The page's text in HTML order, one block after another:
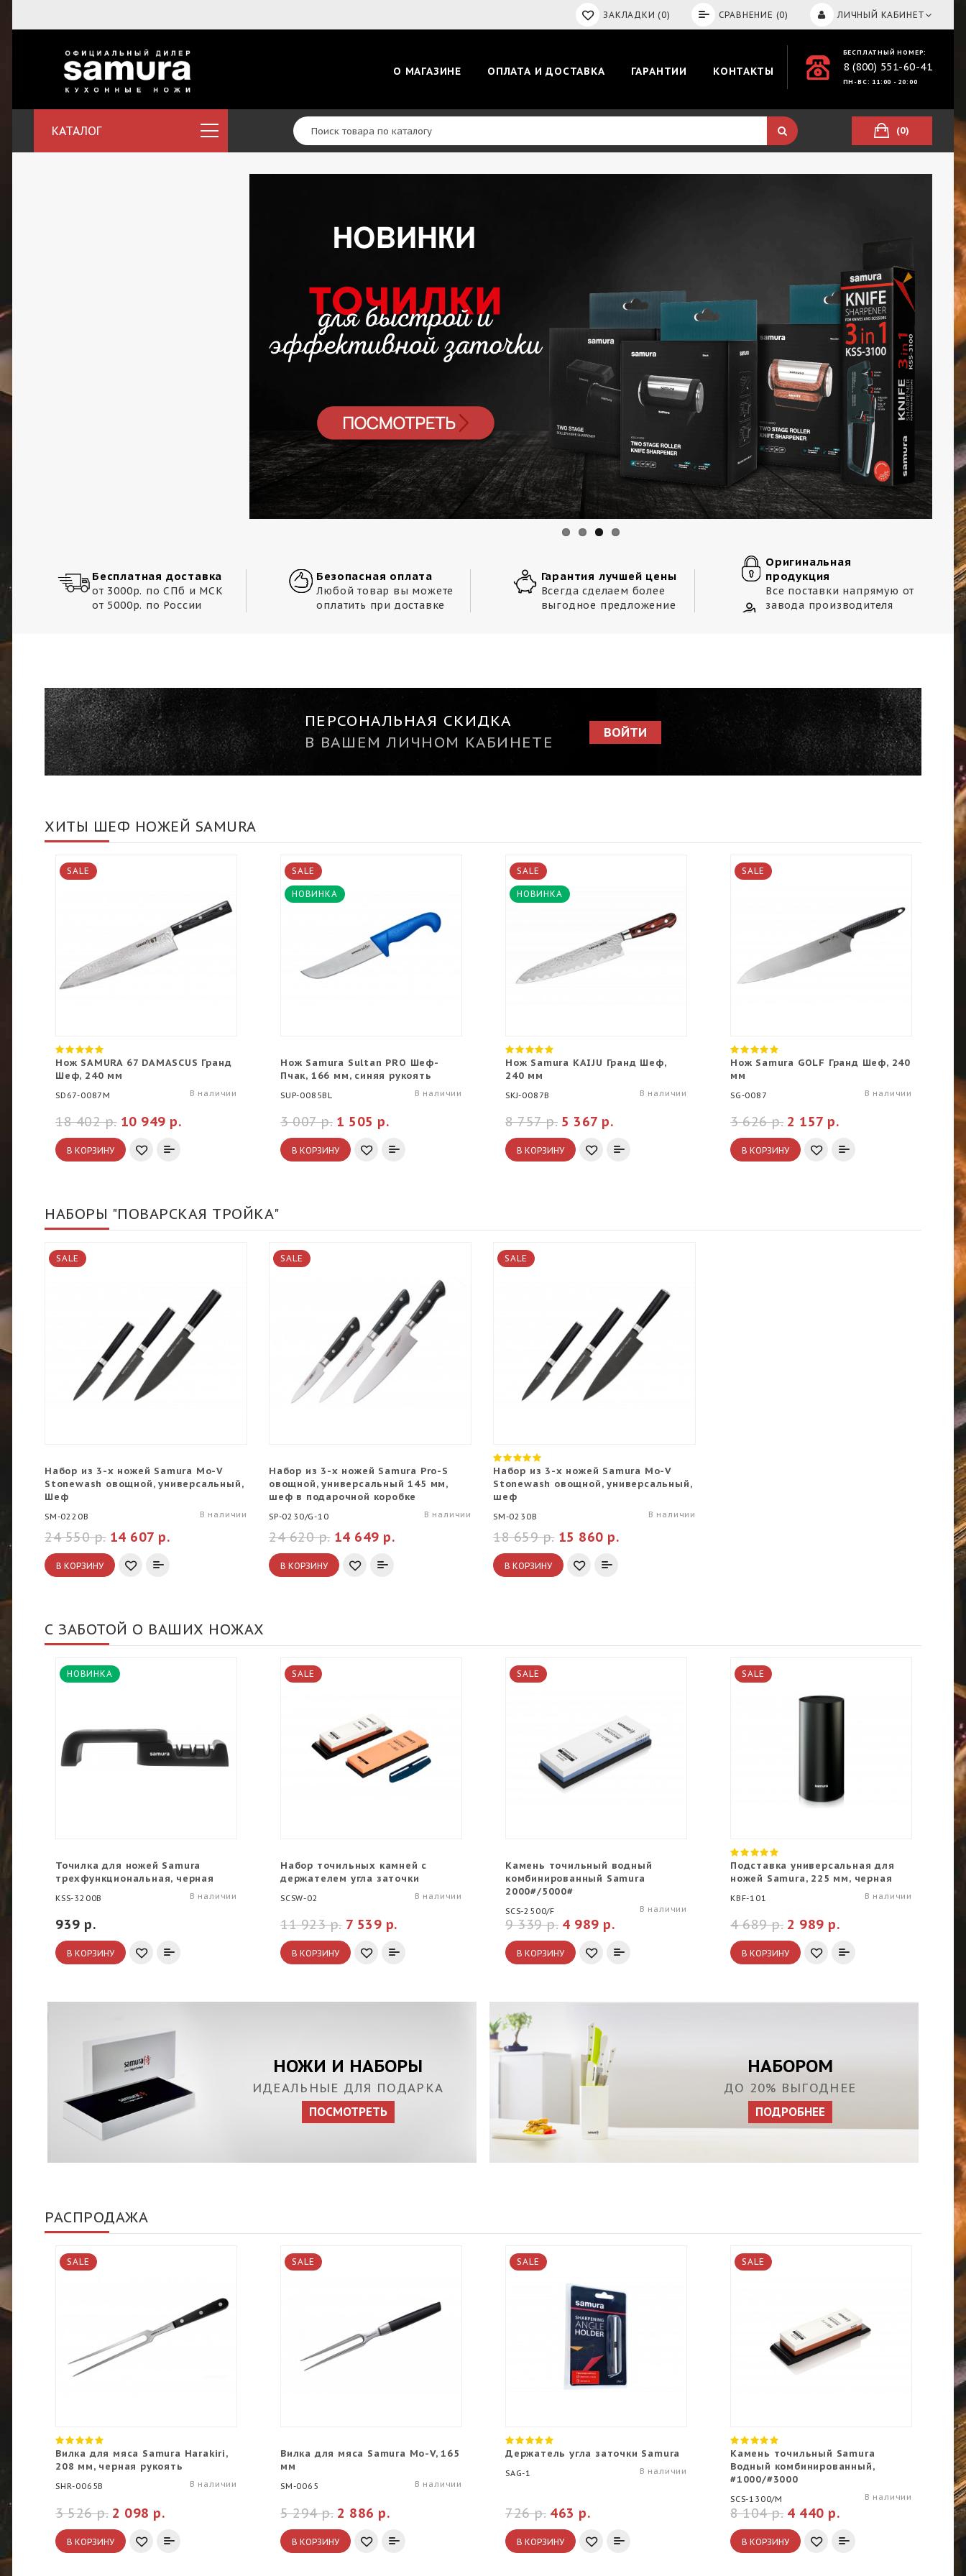
ЛИЧНЫЙ КАБИНЕТ
ЗАКЛАДКИ (0) СРАВНЕНИЕ (0)
БЕСПЛАТНЫЙ НОМЕР:
8 (800) 551-60-41
ПН-ВС: 11:00 - 20:00
О МАГАЗИНЕ ОПЛАТА И ДОСТАВКА ГАРАНТИИ КОНТАКТЫ
КАТАЛОГ (0)
Бесплатная доставка
от 3000р. по СПб и МСК
от 5000р. по России
Безопасная оплата
Любой товар вы можете
оплатить при доставке
Гарантия лучшей цены
Всегда сделаем более
выгодное предложение
Оригинальная
продукция
Все поставки напрямую от
завода производителя
ПЕРСОНАЛЬНАЯ СКИДКА
В ВАШЕМ ЛИЧНОМ КАБИНЕТЕ
ВОЙТИ
ХИТЫ ШЕФ НОЖЕЙ SAMURA
SALE
Нож SAMURA 67 DAMASCUS Гранд
Шеф, 240 мм
SD67-0087M В наличии
10 949 р.
18 402 р.
В КОРЗИНУ
SALE
НОВИНКА
Нож Samura Sultan PRO Шеф-
Пчак, 166 мм, синяя рукоять
SUP-0085BL В наличии
1 505 р.
3 007 р.
В КОРЗИНУ
SALE
НОВИНКА
Нож Samura KAIJU Гранд Шеф,
240 мм
SKJ-0087B В наличии
5 367 р.
8 757 р.
В КОРЗИНУ
SALE
Нож Samura GOLF Гранд Шеф, 240
мм
SG-0087 В наличии
2 157 р.
3 626 р.
В КОРЗИНУ
НАБОРЫ "ПОВАРСКАЯ ТРОЙКА"
SALE
Набор из 3-х ножей Samura Mo-V
Stonewash овощной, универсальный,
Шеф
SM-0220B В наличии
14 607 р.
24 550 р.
В КОРЗИНУ
SALE
Набор из 3-х ножей Samura Pro-S
овощной, универсальный 145 мм,
шеф в подарочной коробке
SP-0230/G-10 В наличии
14 649 р.
24 620 р.
В КОРЗИНУ
SALE
Набор из 3-х ножей Samura Mo-V
Stonewash овощной, универсальный,
шеф
SM-0230B В наличии
15 860 р.
18 659 р.
В КОРЗИНУ
С ЗАБОТОЙ О ВАШИХ НОЖАХ
НОВИНКА
Точилка для ножей Samura
трехфункциональная, черная
KSS-3200B В наличии
939 р.
В КОРЗИНУ
SALE
Набор точильных камней с
держателем угла заточки
SCSW-02 В наличии
7 539 р.
11 923 р.
В КОРЗИНУ
SALE
Камень точильный водный
комбинированный Samura
2000#/5000#
SCS-2500/F В наличии
4 989 р.
9 339 р.
В КОРЗИНУ
SALE
Подставка универсальная для
ножей Samura, 225 мм, черная
KBF-101 В наличии
2 989 р.
4 689 р.
В КОРЗИНУ
НОЖИ И НАБОРЫ
ИДЕАЛЬНЫЕ ДЛЯ ПОДАРКА
ПОСМОТРЕТЬ
НАБОРОМ
ДО 20% ВЫГОДНЕЕ
ПОДРОБНЕЕ
РАСПРОДАЖА
SALE
Вилка для мяса Samura Harakiri,
208 мм, черная рукоять
SHR-0065B В наличии
2 098 р.
3 526 р.
В КОРЗИНУ
SALE
Вилка для мяса Samura Mo-V, 165
мм
SM-0065 В наличии
2 886 р.
5 294 р.
В КОРЗИНУ
SALE
Держатель угла заточки Samura
SAG-1 В наличии
463 р.
726 р.
В КОРЗИНУ
SALE
Камень точильный Samura
Водный комбинированный,
#1000/#3000
SCS-1300/M В наличии
4 440 р.
8 104 р.
В КОРЗИНУ